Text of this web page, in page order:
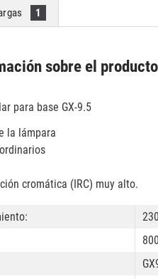
1
sobre el producto
para base GX-9.5
la lámpara
cromática (IRC) muy alto.
230